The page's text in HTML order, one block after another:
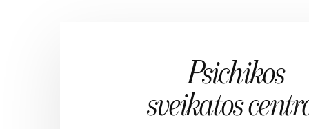
Psichikos
sveikatos